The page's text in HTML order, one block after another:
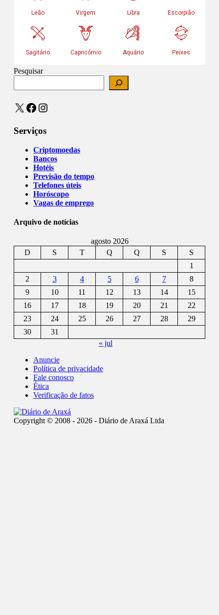
Pesquisar
X Facebook
Instagram
Serviços
Criptomoedas
Bancos
Hotéis
Previsão do tempo
Telefones úteis
Horóscopo
Vagas de emprego
Arquivo de notícias
agosto 2026
D
S T Q Q S
S
1
2
3 4 5 6 7
8
9
10 11 12 13 14
15
16
17 18 19 20 21
22
23
24 25 26 27 28
29
30
31
« jul
Anuncie
Política de privacidade
Fale conosco
Ética
Verificação de fatos
Copyright © 2008 - 2026 - Diário de Araxá Ltda